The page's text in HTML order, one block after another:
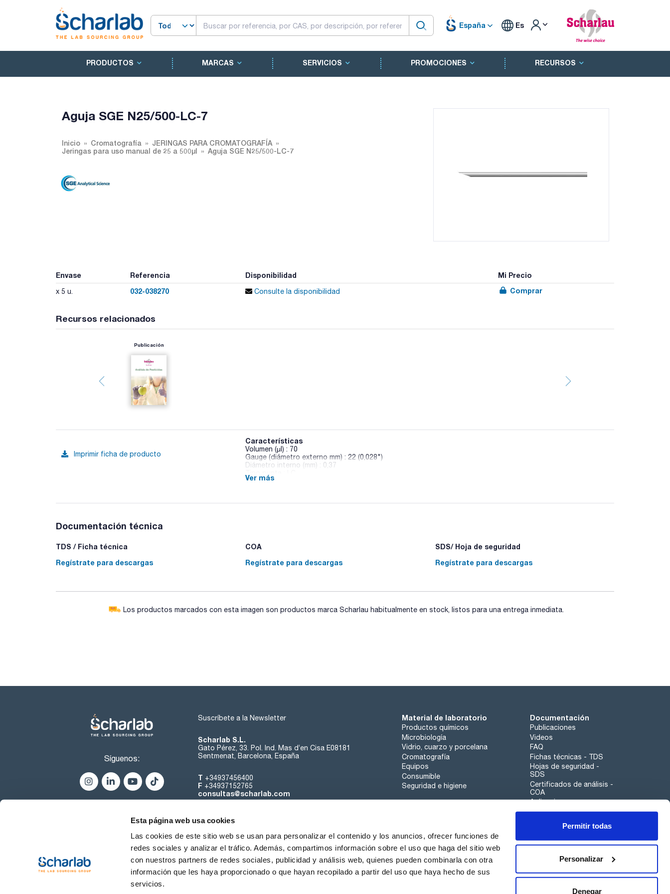
Esta página web usa cookies
Las cookies de este sitio web se usan para personalizar el contenido y los anuncios, ofrecer funciones de
redes sociales y analizar el tráfico. Además, compartimos información sobre el uso que haga del sitio web
con nuestros partners de redes sociales, publicidad y análisis web, quienes pueden combinarla con otra
información que les haya proporcionado o que hayan recopilado a partir del uso que haya hecho de sus
servicios.
Permitir todas
Personalizar
Denegar
España Es
PRODUCTOS MARCAS SERVICIOS PROMOCIONES RECURSOS
Aguja SGE N25/500-LC-7
Inicio Cromatografía
JERINGAS PARA CROMATOGRAFÍA
Jeringas para uso manual de 25 a 500µl
Aguja SGE N25/500-LC-7
Envase Referencia Disponibilidad Mi Precio
x 5 u. 032-038270 Consulte la disponibilidad Comprar
Recursos relacionados
Publicación
Imprimir ficha de producto
Características
Volumen (µl) : 70
Gauge (diámetro externo mm) : 22 (0,028")
Diámetro interno (mm) : 0,37
Pack (u.) : 5
Long. Escala: 60mm.
Ver más
Documentación técnica
TDS / Ficha técnica
Regístrate para descargas
COA
Regístrate para descargas
SDS/ Hoja de seguridad
Regístrate para descargas
Los productos marcados con esta imagen son productos marca Scharlau habitualmente en stock, listos para una entrega inmediata.
Síguenos:
Suscríbete a la Newsletter
Scharlab S.L.
Gato Pérez, 33. Pol. Ind. Mas d’en Cisa E08181
Sentmenat, Barcelona, España
T +34937456400
F +34937152765
consultas@scharlab.com
Material de laboratorio
Productos químicos
Microbiología
Vidrio, cuarzo y porcelana
Cromatografía
Equipos
Consumible
Seguridad e higiene
Documentación
Publicaciones
Videos
FAQ
Fichas técnicas - TDS
Hojas de seguridad -
SDS
Certificados de análisis -
COA
Aplicaciones
Tabla Periódica
Canal de denuncias
Sobre nosotros Contacta Noticias Trabaja con nosotros
Condiciones de uso